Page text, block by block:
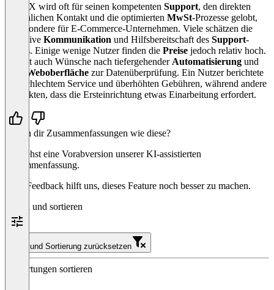
CountX wird oft für seinen kompetenten Support, den direkten
persönlichen Kontakt und die optimierten MwSt-Prozesse gelobt,
insbesondere für E-Commerce-Unternehmen. Viele schätzen die
proaktive Kommunikation und Hilfsbereitschaft des Support-
Teams. Einige wenige Nutzer finden die Preise jedoch relativ hoch.
Es gibt auch Wünsche nach tiefergehender Automatisierung und
Weboberfläche zur Datenüberprüfung. Ein Nutzer berichtete
von schlechtem Service und überhöhten Gebühren, während andere
anmerkten, dass die Ersteinrichtung etwas Einarbeitung erfordert.
Helfen dir Zusammenfassungen wie diese?
Du siehst eine Vorabversion unserer KI-assistierten
Zusammenfassung.
Dein Feedback hilft uns, dieses Feature noch besser zu machen.
Filtern und sortieren
Filter und Sortierung zurücksetzen
Bewertungen sortieren